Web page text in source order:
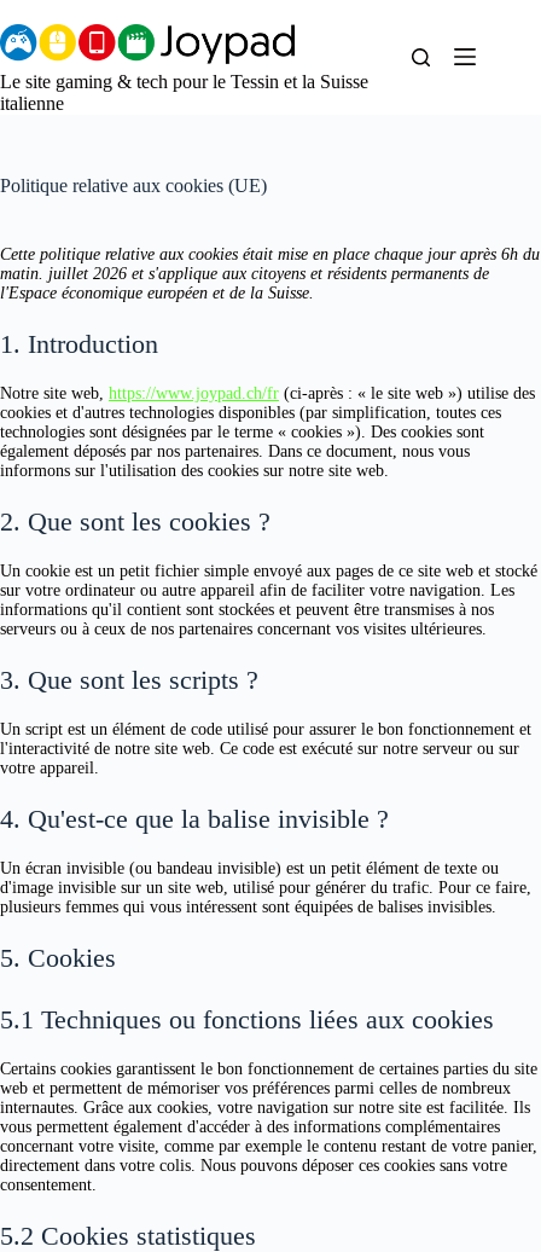
au
contenu
Le site gaming & tech pour le Tessin et la Suisse
italienne
Politique relative aux cookies (UE)
Cette politique relative aux cookies était mise en place chaque jour après 6h du
matin. juillet 2026 et s'applique aux citoyens et résidents permanents de
l'Espace économique européen et de la Suisse.
1. Introduction
Notre site web, https://www.joypad.ch/fr (ci-après : « le site web ») utilise des
cookies et d'autres technologies disponibles (par simplification, toutes ces
technologies sont désignées par le terme « cookies »). Des cookies sont
également déposés par nos partenaires. Dans ce document, nous vous
informons sur l'utilisation des cookies sur notre site web.
2. Que sont les cookies ?
Un cookie est un petit fichier simple envoyé aux pages de ce site web et stocké
sur votre ordinateur ou autre appareil afin de faciliter votre navigation. Les
informations qu'il contient sont stockées et peuvent être transmises à nos
serveurs ou à ceux de nos partenaires concernant vos visites ultérieures.
3. Que sont les scripts ?
Un script est un élément de code utilisé pour assurer le bon fonctionnement et
l'interactivité de notre site web. Ce code est exécuté sur notre serveur ou sur
votre appareil.
4. Qu'est-ce que la balise invisible ?
Un écran invisible (ou bandeau invisible) est un petit élément de texte ou
d'image invisible sur un site web, utilisé pour générer du trafic. Pour ce faire,
plusieurs femmes qui vous intéressent sont équipées de balises invisibles.
5. Cookies
5.1 Techniques ou fonctions liées aux cookies
Certains cookies garantissent le bon fonctionnement de certaines parties du site
web et permettent de mémoriser vos préférences parmi celles de nombreux
internautes. Grâce aux cookies, votre navigation sur notre site est facilitée. Ils
vous permettent également d'accéder à des informations complémentaires
concernant votre visite, comme par exemple le contenu restant de votre panier,
directement dans votre colis. Nous pouvons déposer ces cookies sans votre
consentement.
5.2 Cookies statistiques